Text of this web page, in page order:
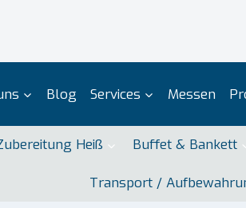
Blog Services Messen
Heiß Buffet & Bankett
Transport /